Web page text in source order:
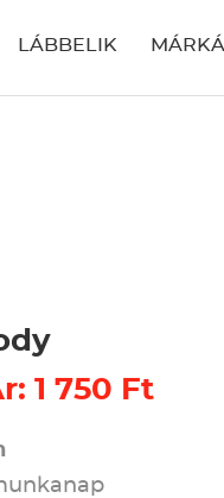
LÁBBELIK
1 750 Ft